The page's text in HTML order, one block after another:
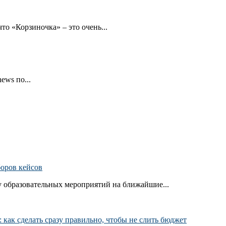
«Корзиночка» – это очень...
по...
кейсов
образовательных мероприятий на ближайшие...
сделать сразу правильно, чтобы не слить бюджет